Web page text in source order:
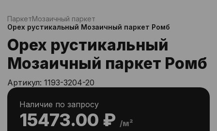
ПаркетМозаичный паркет
Орех рустикальный Мозаичный паркет Ромб
Орех рустикальный
Мозаичный паркет Ромб
Артикул: 1193-3204-20
15473.00 ₽ /м²
Наличие по запросу